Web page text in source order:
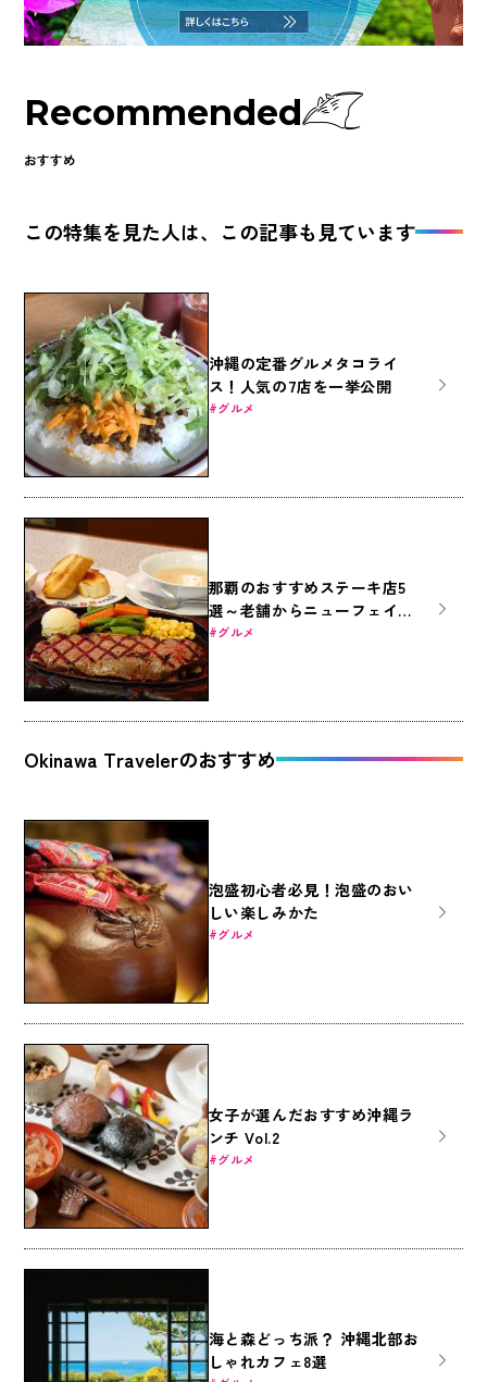
Recommended
おすすめ
この特集を見た人は、この記事も見ています
沖縄の定番グルメタコライ
ス！人気の7店を一挙公開
グルメ
那覇のおすすめステーキ店5
選～老舗からニューフェイス
まで～
グルメ
Okinawa Travelerのおすすめ
泡盛初心者必見！泡盛のおい
しい楽しみかた
グルメ
女子が選んだおすすめ沖縄ラ
ンチ Vol.2
グルメ
海と森どっち派？ 沖縄北部お
しゃれカフェ8選